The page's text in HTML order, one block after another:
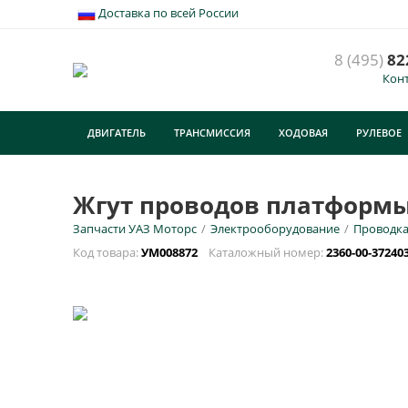
Доставка по всей России
8 (495)
ДВИГАТЕЛЬ ТРАНСМИССИЯ ХОДОВАЯ РУЛЕВОЕ
Жгут проводов
Запчасти УАЗ Моторс / Электрооборудование / Проводка
Код товара:УМ008872 Каталожный номер:2360-00-